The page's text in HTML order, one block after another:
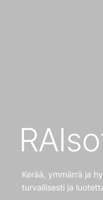
Kerää, ymmärrä ja
turvallisesti ja